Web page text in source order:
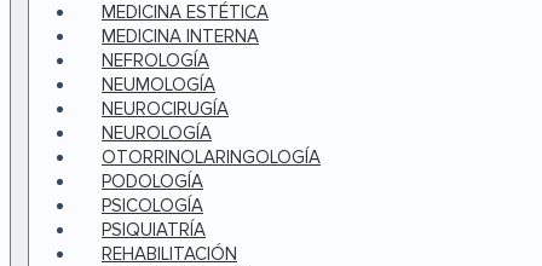
MEDICINA ESTÉTICA
MEDICINA INTERNA
NEFROLOGÍA
NEUMOLOGÍA
NEUROCIRUGÍA
NEUROLOGÍA
OTORRINOLARINGOLOGÍA
PODOLOGÍA
PSICOLOGÍA
PSIQUIATRÍA
REHABILITACIÓN